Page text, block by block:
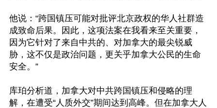
他说：“跨国镇压可能对批评北京政权的华人社群造
成致命后果。因此，这项法案在我看来至关重要，
因为它针对了来自中共的、对加拿大的最尖锐威
胁，这不仅是政治问题，更关乎加拿大公民的生命
安全。”
库珀分析道，加拿大对中共跨国镇压和侵略的理
解，在遭受“人质外交”期间达到高峰。但在加拿大人